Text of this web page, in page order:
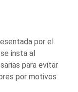
por el
insta al
para evitar
por motivos